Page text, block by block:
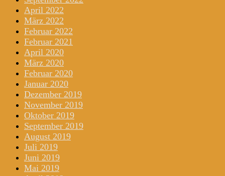
April 2022
März 2022
Februar 2022
Februar 2021
April 2020
März 2020
Februar 2020
Januar 2020
Dezember 2019
November 2019
Oktober 2019
September 2019
August 2019
Juli 2019
Juni 2019
Mai 2019